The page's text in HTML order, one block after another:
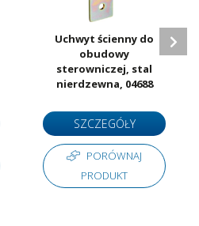
Uchwyt ścienny do
obudowy
sterowniczej, stal
nierdzewna, 04688
SZCZEGÓŁY
PORÓWNAJ
PRODUKT